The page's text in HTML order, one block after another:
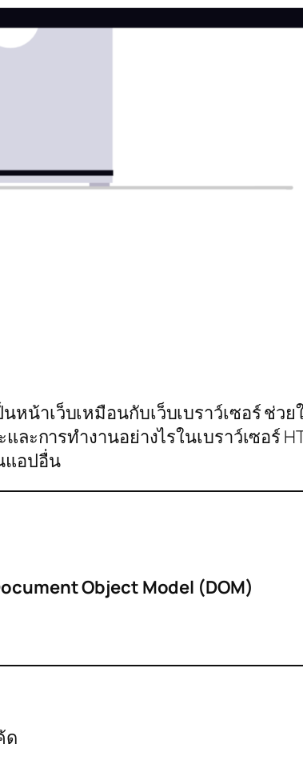
น้าเว็บเหมือนกับเว็บเบราว์เซอร์ ช่ว
ะการทำงานอย่างไรในเบราว์เซอร์
แอปอื่น
Object Model (DOM)
ด